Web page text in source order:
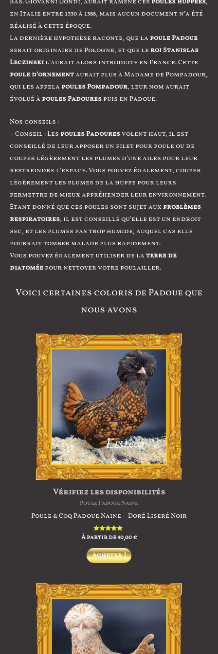
en Italie entre 1330 à 1388, mais aucun document n’a été
réalisé à cette époque.
La dernière hypothèse raconte, que la poule Padoue
serait originaire de Pologne, et que le roi Stanislas
Leczinski l’aurait alors introduite en France. Cette
poule d’ornementaurait plus à Madame de Pompadour,
qui les appela poules Pompadour, leur nom aurait
évolué à poules Padoures puis en Padoue.
Nos conseils :
– Conseil : Les poules Padouresvolent haut, il est
conseillé de leur apposer un filet pour poule ou de
couper légèrement les plumes d’une ailes pour leur
restreindre l’espace. Vous pouvez également, couper
légèrement les plumes de la huppe pour leurs
permettre de mieux appréhender leur environnement.
Étant donné que ces poules sont sujet aux problèmes
respiratoires, il est conseillé qu’elle est un endroit
sec, et les plumes pas trop humide, auquel cas elle
pourrait tomber malade plus rapidement.
Vous pouvez également utiliser de la terre de
diatomée pour nettoyer votre poulailler.
Voici certaines coloris de Padoue que
nous avons
Vérifiez les disponibilités
Poule Padoue Naine
Poule & Coq Padoue Naine – Doré Liseré Noir
Note
sur 5
À partir de40,00€
Acheter !
Ce
plusieurs
variations.
peuvent
être